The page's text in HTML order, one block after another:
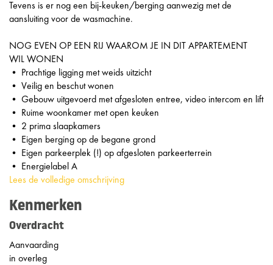
Tevens is er nog een bij-keuken/berging aanwezig met de
aansluiting voor de wasmachine.
NOG EVEN OP EEN RIJ WAAROM JE IN DIT APPARTEMENT
WIL WONEN
• Prachtige ligging met weids uitzicht
• Veilig en beschut wonen
• Gebouw uitgevoerd met afgesloten entree, video intercom en lift
• Ruime woonkamer met open keuken
• 2 prima slaapkamers
• Eigen berging op de begane grond
• Eigen parkeerplek (!) op afgesloten parkeerterrein
• Energielabel A
Lees de volledige omschrijving
Kenmerken
Overdracht
Aanvaarding
in overleg